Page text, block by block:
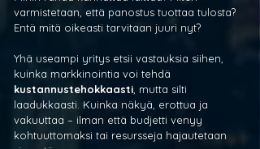
varmistetaan, että panostus tuottaa tulosta?
Entä mitä oikeasti tarvitaan juuri nyt?
Yhä useampi yritys etsii vastauksia siihen,
kuinka markkinointia voi tehdä
kustannustehokkaasti , mutta silti
laadukkaasti. Kuinka näkyä, erottua ja
vakuuttaa – ilman että budjetti venyy
kohtuuttomaksi tai resursseja hajautetaan